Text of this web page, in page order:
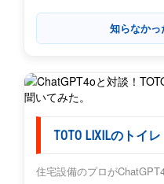
知らなかっ
TOTO LIXILのトイ
住宅設備のプロが